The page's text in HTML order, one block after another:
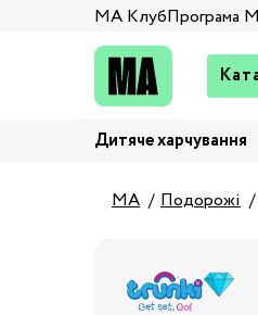
МА КлубПрограма
Дитяче харчування
MA Подорожі